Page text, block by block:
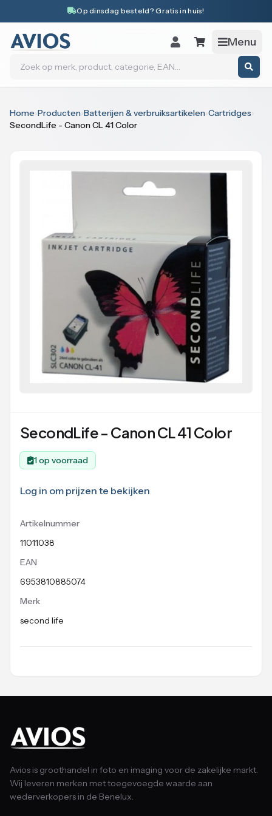
Op dinsdag besteld? Gratis in huis!
Menu
Zoeken
Home›Producten›Batterijen & verbruiksartikelen›Cartridges›
SecondLife - Canon CL 41 Color
SecondLife - Canon CL 41 Color
1 op voorraad
Log in om prijzen te bekijken
Artikelnummer
11011038
EAN
6953810885074
Merk
second life
Avios is groothandel in foto en imaging voor de zakelijke markt.
Wij leveren merken met toegevoegde waarde aan
wederverkopers in de Benelux.